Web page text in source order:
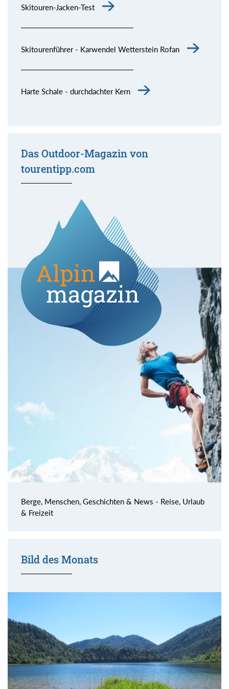
Skitouren-Jacken-Test
Skitourenführer - Karwendel Wetterstein Rofan
Harte Schale - durchdachter Kern
Das Outdoor-Magazin von
tourentipp.com
Berge, Menschen, Geschichten & News - Reise, Urlaub
& Freizeit
Bild des Monats